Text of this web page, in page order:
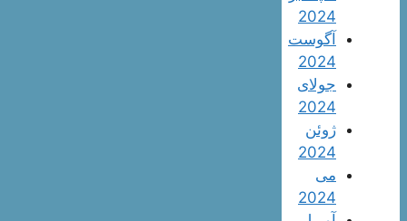
2024
آگوست
2024
جولای
2024
ژوئن
2024
می
2024